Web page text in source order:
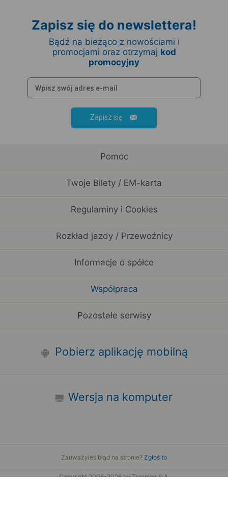
Zapisz się do newslettera!
Bądź na bieżąco z nowościami i
promocjami oraz otrzymaj kod
promocyjny
Zapisz się
Pomoc
Twoje Bilety / EM-karta
Regulaminy i Cookies
Rozkład jazdy / Przewoźnicy
Informacje o spółce
Współpraca
Pozostałe serwisy
Pobierz aplikację mobilną
Wersja na komputer
Zauważyłeś błąd na stronie? Zgłoś to
Copyright 2006-2026 by Teroplan S.A.